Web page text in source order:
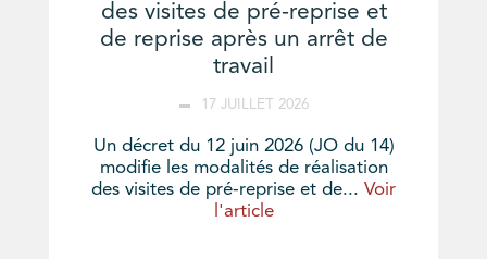
des visites de pré-reprise et
de reprise après un arrêt de
travail
17 JUILLET 2026
Un décret du 12 juin 2026 (JO du 14)
modifie les modalités de réalisation
des visites de pré-reprise et de... Voir
l'article